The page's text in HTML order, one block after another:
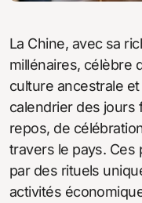
La Chine, avec sa riche histoire et ses traditions
millénaires, célèbre
culture ancestrale
calendrier des
repos, de
travers le pays.
par des rituels
activités